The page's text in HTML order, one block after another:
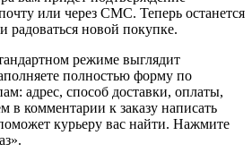
или через СМС. Теперь останется
радоваться новой покупке.
режиме выглядит
полностью форму по
адрес, способ доставки, оплаты,
в комментарии к заказу написать
курьеру вас найти. Нажмите